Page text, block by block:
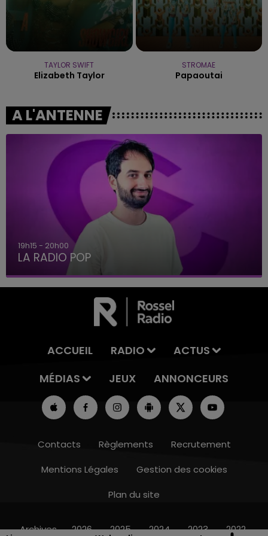
19h00 - 19h15
TAYLOR SWIFT
Elizabeth Taylor
STROMAE
Papaoutai
A L'ANTENNE
19h15 - 20h00
LA RADIO POP
ACCUEIL RADIO
ACTUS
MÉDIAS
JEUX ANNONCEURS
Contacts Règlements
Recrutement
Mentions Légales
Gestion des cookies
Plan du site
Archives 2026 2025 2024 2023 2022